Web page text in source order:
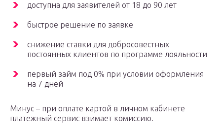
доступна для заявителей от 18 до 90 лет
быстрое решение по заявке
снижение ставки для добросовестных
постоянных клиентов по программе лояльности
первый займ под 0% при условии оформления
на 7 дней
Минус – при оплате картой в личном кабинете
платежный сервис взимает комиссию.